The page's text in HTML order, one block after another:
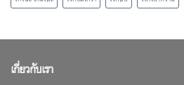
เกี่ยวกับเรา